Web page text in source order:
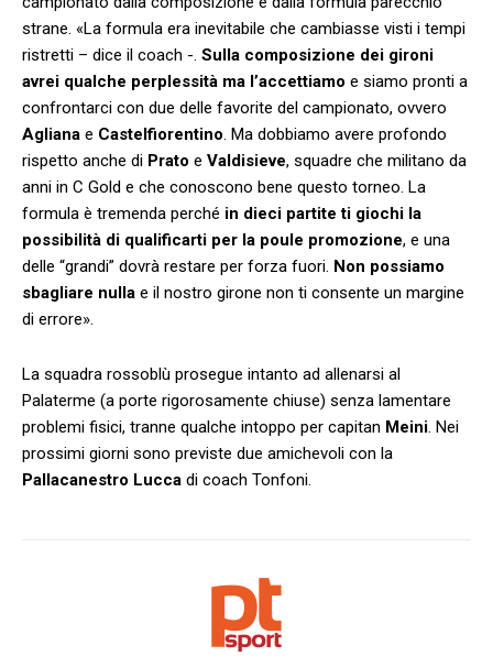
strane. «La formula era inevitabile che cambiasse visti i tempi
ristretti – dice il coach -. Sulla composizione dei gironi
avrei qualche perplessità ma l’accettiamo e siamo pronti a
confrontarci con due delle favorite del campionato, ovvero
Agliana e Castelfiorentino. Ma dobbiamo avere profondo
rispetto anche di Prato e Valdisieve, squadre che militano da
anni in C Gold e che conoscono bene questo torneo. La
formula è tremenda perché in dieci partite ti giochi la
possibilità di qualificarti per la poule promozione, e una
delle “grandi” dovrà restare per forza fuori. Non possiamo
sbagliare nulla e il nostro girone non ti consente un margine
di errore».
La squadra rossoblù prosegue intanto ad allenarsi al
Palaterme (a porte rigorosamente chiuse) senza lamentare
problemi fisici, tranne qualche intoppo per capitan Meini. Nei
prossimi giorni sono previste due amichevoli con la
Pallacanestro Lucca di coach Tonfoni.